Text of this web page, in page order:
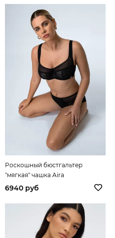
Роскошный бюстгальтер
"мягкая" чашка Aira
6940 руб